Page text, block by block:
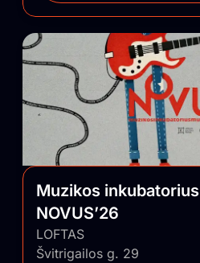
Muzikos inkubatorius
NOVUS’26
LOFTAS
Švitrigailos g. 29